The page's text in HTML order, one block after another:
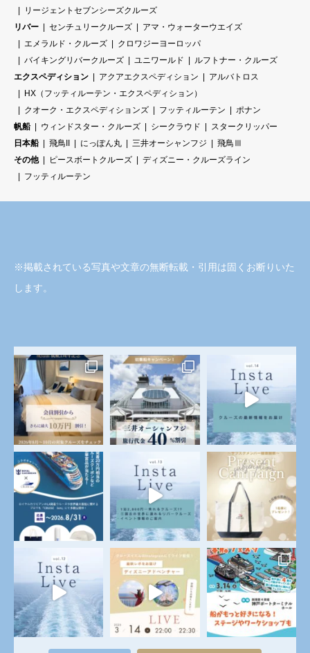
リージェントセブンシーズクルーズ
リバー
センチュリークルーズ
アマ・ウォーターウエイズ
エメラルド・クルーズ
クロワジーヨーロッパ
バイキングリバークルーズ
ユニワールド
ルフトナー・クルーズ
エクスペディション
アクアエクスペディション
アルバトロス
HX（フッティルーテン・エクスペディション）
クオーク・エクスペディションズ
フッティルーテン
ポナン
帆船
ウィンドスター・クルーズ シークラウド
スタークリッパー
日本船
飛鳥II にっぽん丸 三井オーシャンフジ
飛鳥Ⅲ
その他
ピースボートクルーズ
ディズニー・クルーズライン
フッティルーテン
※掲載されている写真や文章の無断転載・引用は固くお断りいた
します。